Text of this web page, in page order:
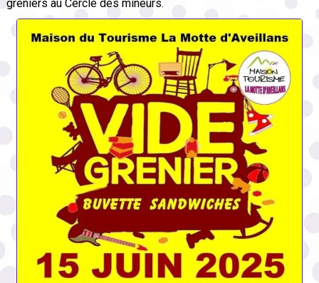
greniers au Cercle des mineurs.